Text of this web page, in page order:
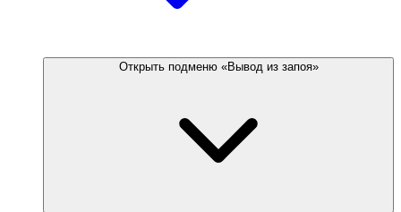
Открыть подменю «Вывод из запоя»